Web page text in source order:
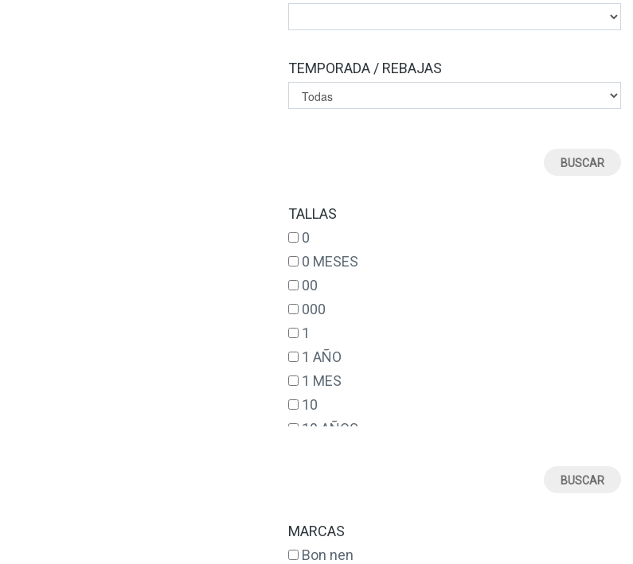
TEMPORADA / REBAJAS
TALLAS
0
0 MESES
00
000
1
1 AÑO
1 MES
10
10 AÑOS
14
14 AÑOS
MARCAS
Bon nen